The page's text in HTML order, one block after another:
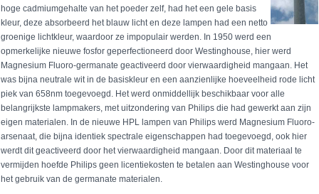
hoge cadmiumgehalte van het poeder zelf, had het een gele basis
kleur, deze absorbeerd het blauw licht en deze lampen had een netto
groenige lichtkleur, waardoor ze impopulair werden. In 1950 werd een
opmerkelijke nieuwe fosfor geperfectioneerd door Westinghouse, hier werd
Magnesium Fluoro-germanate geactiveerd door vierwaardigheid mangaan. Het
was bijna neutrale wit in de basiskleur en een aanzienlijke hoeveelheid rode licht
piek van 658nm toegevoegd. Het werd onmiddellijk beschikbaar voor alle
belangrijkste lampmakers, met uitzondering van Philips die had gewerkt aan zijn
eigen materialen. In de nieuwe HPL lampen van Philips werd Magnesium Fluoro-
arsenaat, die bijna identiek spectrale eigenschappen had toegevoegd, ook hier
werdt dit geactiveerd door het vierwaardigheid mangaan. Door dit materiaal te
vermijden hoefde Philips geen licentiekosten te betalen aan Westinghouse voor
het gebruik van de germanate materialen.